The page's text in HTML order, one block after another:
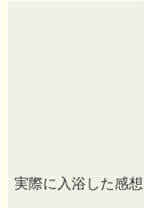
実際に入浴した感想